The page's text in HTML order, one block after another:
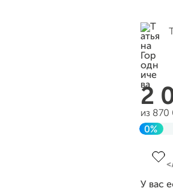
2
из 870
0%
У вас